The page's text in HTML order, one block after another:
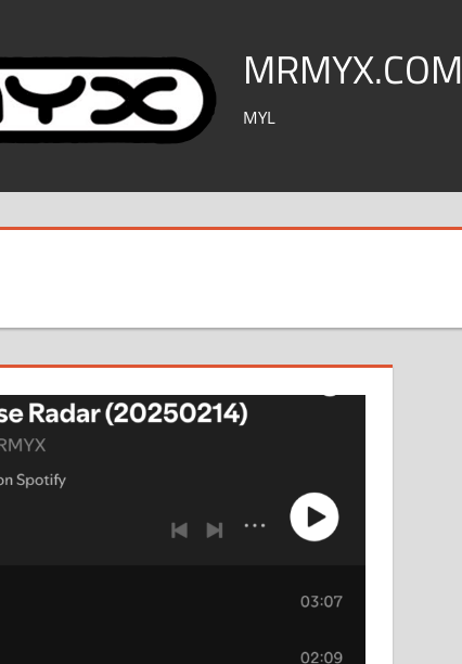
MRMYX.COM
MYL